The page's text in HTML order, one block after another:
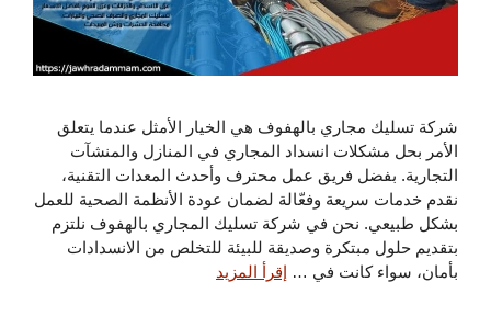
شركة تسليك مجاري بالهفوف هي الخيار الأمثل عندما يتعلق
الأمر بحل مشكلات انسداد المجاري في المنازل والمنشآت
التجارية. بفضل فريق عمل محترف وأحدث المعدات التقنية،
نقدم خدمات سريعة وفعّالة لضمان عودة الأنظمة الصحية للعمل
بشكل طبيعي. نحن في شركة تسليك المجاري بالهفوف نلتزم
بتقديم حلول مبتكرة وصديقة للبيئة للتخلص من الانسدادات
بأمان، سواء كانت في … إقرأ المزيد